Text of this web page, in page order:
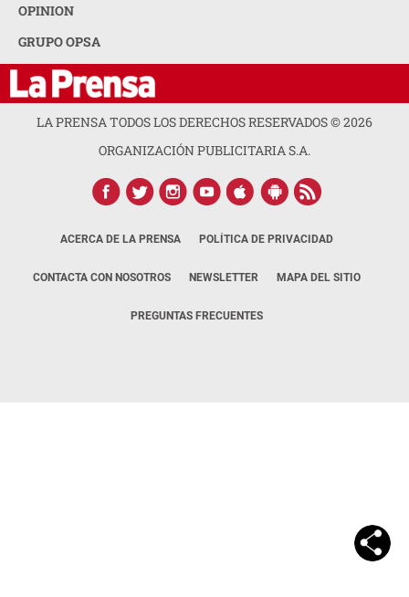
OPINION
GRUPO OPSA
LA PRENSA TODOS LOS DERECHOS RESERVADOS ©2026
ORGANIZACIÓN PUBLICITARIA S.A.
ACERCA DE LA PRENSA POLÍTICA DE PRIVACIDAD
CONTACTA CON NOSOTROS NEWSLETTER MAPA DEL SITIO
PREGUNTAS FRECUENTES